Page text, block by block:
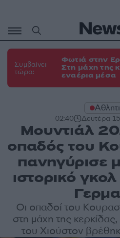
περιεχόμενο
Συμβαίνει
τώρα:
Φωτιά στην
Στη μάχη της
εναέρια μέσα
02:40 Δευτέρα 15
Μουντιάλ
οπαδός του
πανηγύρισε
ιστορικό
Οι οπαδοί του
στη μάχη της
του Χιούστον